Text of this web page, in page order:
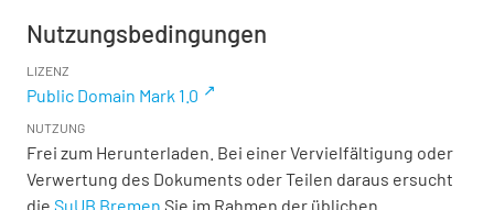
Nutzungsbedingungen
LIZENZ
Public Domain Mark 1.0
NUTZUNG
Frei zum Herunterladen. Bei einer Vervielfältigung oder
Verwertung des Dokuments oder Teilen daraus ersucht
die SuUB Bremen Sie im Rahmen der üblichen